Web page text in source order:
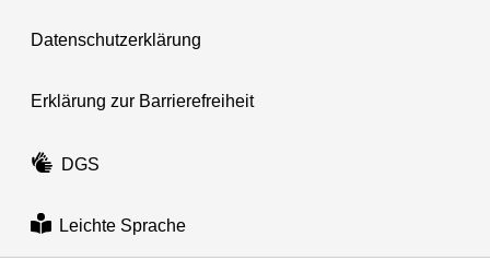
Datenschutzerklärung
Erklärung zur Barrierefreiheit
DGS
Leichte Sprache